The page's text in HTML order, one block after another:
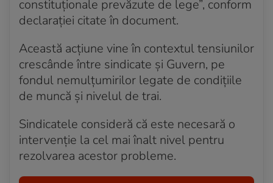
constituţionale prevăzute de lege”, conform
declarației citate în document.
Această acțiune vine în contextul tensiunilor
crescânde între sindicate și Guvern, pe
fondul nemulțumirilor legate de condițiile
de muncă și nivelul de trai.
Sindicatele consideră că este necesară o
intervenție la cel mai înalt nivel pentru
rezolvarea acestor probleme.